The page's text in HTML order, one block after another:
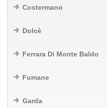
Costermano
Dolcè
Ferrara Di Monte Baldo
Fumane
Garda